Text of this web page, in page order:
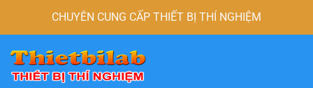
CHUYÊN CUNG CẤP THIẾT BỊ THÍ NGHIỆM